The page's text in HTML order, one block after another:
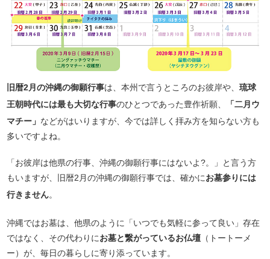
旧暦2月の沖縄の御願行事は、本州で言うところのお彼岸や、琉球
王朝時代には最も大切な行事のひとつであった豊作祈願、
「二月ウ
マチー」 などがはいりますが、今では詳しく拝み方を知らない方も
多いですよね。
「お彼岸は他県の行事、沖縄の御願行事にはないよ?。」と言う方
もいますが、旧暦2月の沖縄の御願行事では、確かにお墓参りには
行きません。
沖縄ではお墓は、他県のように「いつでも気軽に参って良い」存在
ではなく、その代わりにお墓と繋がっているお仏壇 （トートーメ
ー）が、毎日の暮らしに寄り添っています。